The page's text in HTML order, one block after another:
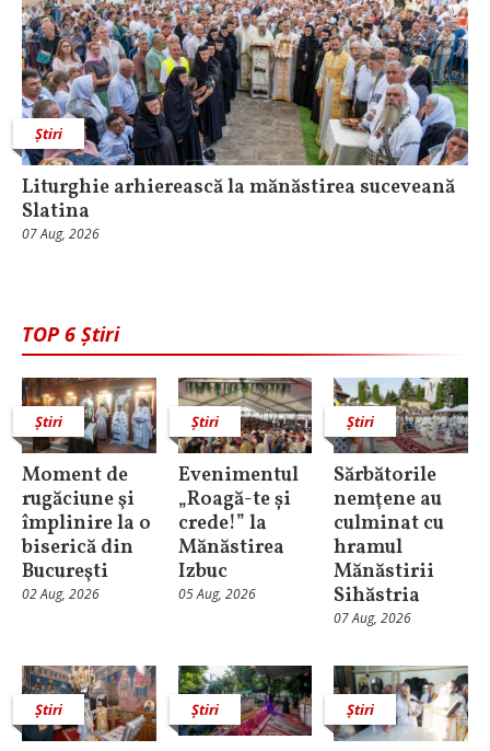
Știri
Liturghie arhierească la mănăstirea suceveană
Slatina
07 Aug, 2026
TOP 6 Știri
Știri
Moment de
rugăciune şi
împlinire la o
biserică din
Bucureşti
02 Aug, 2026
Știri
Evenimentul
„Roagă-te și
crede!” la
Mănăstirea
Izbuc
05 Aug, 2026
Știri
Sărbătorile
nemţene au
culminat cu
hramul
Mănăstirii
Sihăstria
07 Aug, 2026
Știri Știri Știri